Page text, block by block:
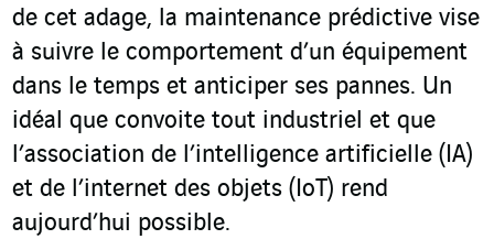
de cet adage, la maintenance prédictive vise
à suivre le comportement d’un équipement
dans le temps et anticiper ses pannes. Un
idéal que convoite tout industriel et que
l’association de l’intelligence artificielle (IA)
et de l’internet des objets (IoT) rend
aujourd’hui possible.